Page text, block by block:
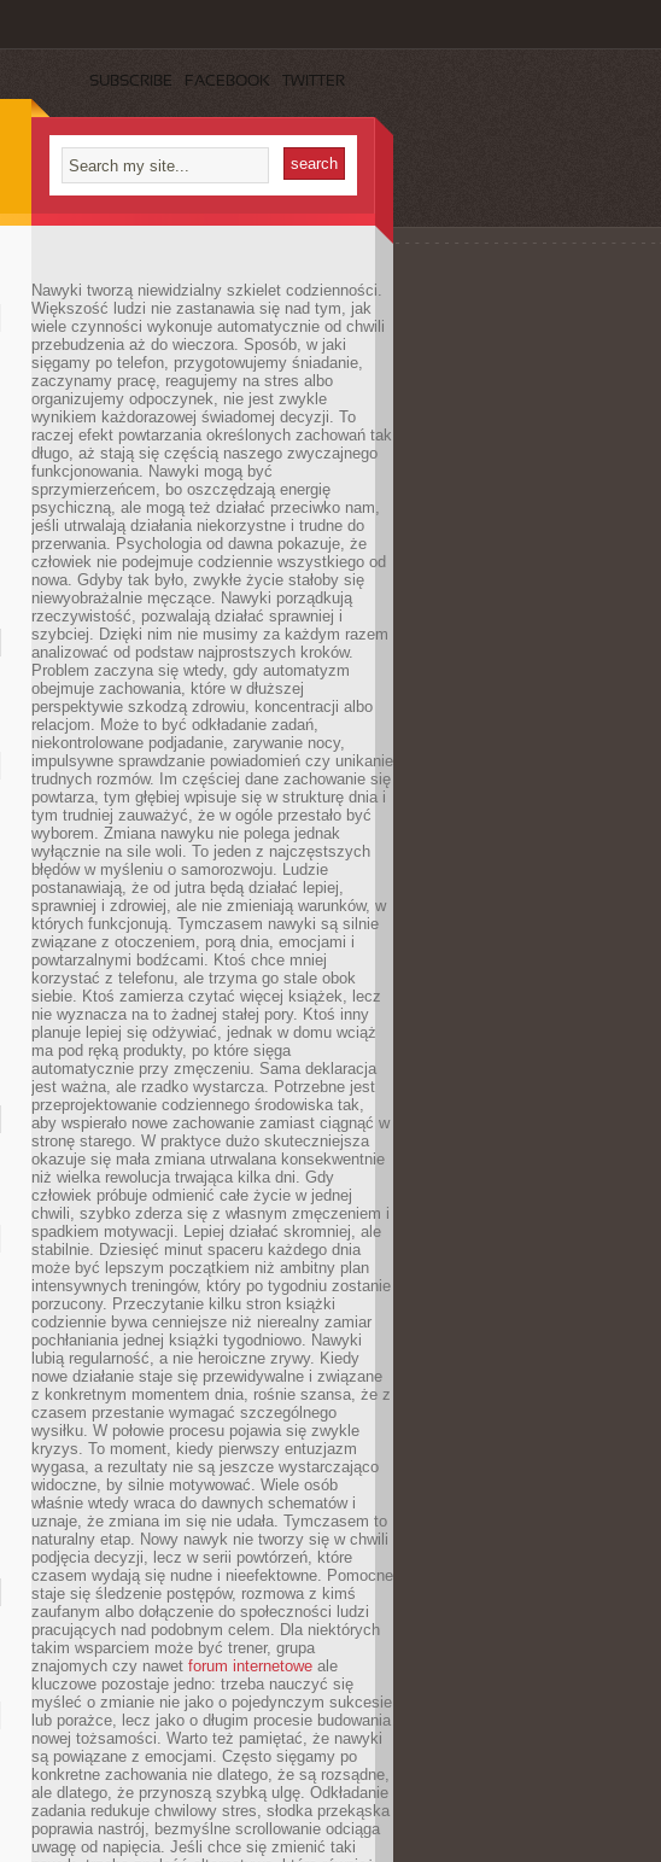
SUBSCRIBE FACEBOOK TWITTER
Nawyki tworzą niewidzialny szkielet codzienności.
Większość ludzi nie zastanawia się nad tym, jak
wiele czynności wykonuje automatycznie od chwili
przebudzenia aż do wieczora. Sposób, w jaki
sięgamy po telefon, przygotowujemy śniadanie,
zaczynamy pracę, reagujemy na stres albo
organizujemy odpoczynek, nie jest zwykle
wynikiem każdorazowej świadomej decyzji. To
raczej efekt powtarzania określonych zachowań tak
długo, aż stają się częścią naszego zwyczajnego
funkcjonowania. Nawyki mogą być
sprzymierzeńcem, bo oszczędzają energię
psychiczną, ale mogą też działać przeciwko nam,
jeśli utrwalają działania niekorzystne i trudne do
przerwania. Psychologia od dawna pokazuje, że
człowiek nie podejmuje codziennie wszystkiego od
nowa. Gdyby tak było, zwykłe życie stałoby się
niewyobrażalnie męczące. Nawyki porządkują
rzeczywistość, pozwalają działać sprawniej i
szybciej. Dzięki nim nie musimy za każdym razem
analizować od podstaw najprostszych kroków.
Problem zaczyna się wtedy, gdy automatyzm
obejmuje zachowania, które w dłuższej
perspektywie szkodzą zdrowiu, koncentracji albo
relacjom. Może to być odkładanie zadań,
niekontrolowane podjadanie, zarywanie nocy,
impulsywne sprawdzanie powiadomień czy unikanie
trudnych rozmów. Im częściej dane zachowanie się
powtarza, tym głębiej wpisuje się w strukturę dnia i
tym trudniej zauważyć, że w ogóle przestało być
wyborem. Zmiana nawyku nie polega jednak
wyłącznie na sile woli. To jeden z najczęstszych
błędów w myśleniu o samorozwoju. Ludzie
postanawiają, że od jutra będą działać lepiej,
sprawniej i zdrowiej, ale nie zmieniają warunków, w
których funkcjonują. Tymczasem nawyki są silnie
związane z otoczeniem, porą dnia, emocjami i
powtarzalnymi bodźcami. Ktoś chce mniej
korzystać z telefonu, ale trzyma go stale obok
siebie. Ktoś zamierza czytać więcej książek, lecz
nie wyznacza na to żadnej stałej pory. Ktoś inny
planuje lepiej się odżywiać, jednak w domu wciąż
ma pod ręką produkty, po które sięga
automatycznie przy zmęczeniu. Sama deklaracja
jest ważna, ale rzadko wystarcza. Potrzebne jest
przeprojektowanie codziennego środowiska tak,
aby wspierało nowe zachowanie zamiast ciągnąć w
stronę starego. W praktyce dużo skuteczniejsza
okazuje się mała zmiana utrwalana konsekwentnie
niż wielka rewolucja trwająca kilka dni. Gdy
człowiek próbuje odmienić całe życie w jednej
chwili, szybko zderza się z własnym zmęczeniem i
spadkiem motywacji. Lepiej działać skromniej, ale
stabilnie. Dziesięć minut spaceru każdego dnia
może być lepszym początkiem niż ambitny plan
intensywnych treningów, który po tygodniu zostanie
porzucony. Przeczytanie kilku stron książki
codziennie bywa cenniejsze niż nierealny zamiar
pochłaniania jednej książki tygodniowo. Nawyki
lubią regularność, a nie heroiczne zrywy. Kiedy
nowe działanie staje się przewidywalne i związane
z konkretnym momentem dnia, rośnie szansa, że z
czasem przestanie wymagać szczególnego
wysiłku. W połowie procesu pojawia się zwykle
kryzys. To moment, kiedy pierwszy entuzjazm
wygasa, a rezultaty nie są jeszcze wystarczająco
widoczne, by silnie motywować. Wiele osób
właśnie wtedy wraca do dawnych schematów i
uznaje, że zmiana im się nie udała. Tymczasem to
naturalny etap. Nowy nawyk nie tworzy się w chwili
podjęcia decyzji, lecz w serii powtórzeń, które
czasem wydają się nudne i nieefektowne. Pomocne
staje się śledzenie postępów, rozmowa z kimś
zaufanym albo dołączenie do społeczności ludzi
pracujących nad podobnym celem. Dla niektórych
takim wsparciem może być trener, grupa
znajomych czy nawet forum internetowe ale
kluczowe pozostaje jedno: trzeba nauczyć się
myśleć o zmianie nie jako o pojedynczym sukcesie
lub porażce, lecz jako o długim procesie budowania
nowej tożsamości. Warto też pamiętać, że nawyki
są powiązane z emocjami. Często sięgamy po
konkretne zachowania nie dlatego, że są rozsądne,
ale dlatego, że przynoszą szybką ulgę. Odkładanie
zadania redukuje chwilowy stres, słodka przekąska
poprawia nastrój, bezmyślne scrollowanie odciąga
uwagę od napięcia. Jeśli chce się zmienić taki